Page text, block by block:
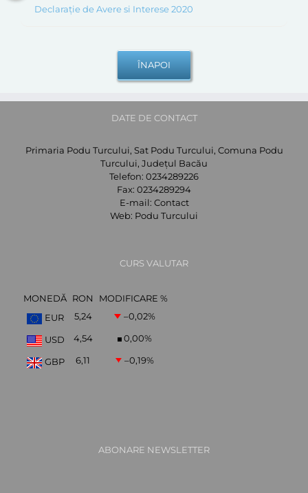
Declarație de Avere si Interese 2020
DATE DE CONTACT
Primaria Podu Turcului, Sat Podu Turcului, Comuna Podu
Turcului, Județul Bacău
Telefon: 0234289226
Fax: 0234289294
E-mail: Contact
Web: Podu Turcului
CURS VALUTAR
MONEDĂ RON
MODIFICARE %
EUR
5,24 –0,02%
USD 4,54 0,00%
GBP 6,11 –0,19%
ABONARE NEWSLETTER